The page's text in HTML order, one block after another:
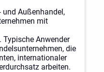
und Außenhandel,
mit
Typische Anwender
die
internationaler
arbeiten.